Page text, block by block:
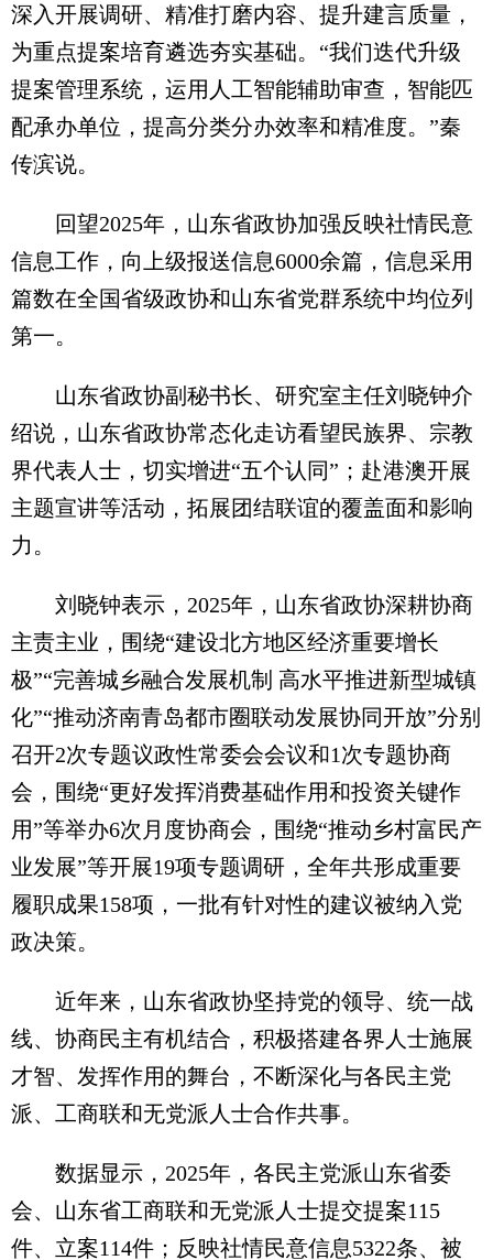
深入开展调研、精准打磨内容、提升建言质量，
为重点提案培育遴选夯实基础。“我们迭代升级
提案管理系统，运用人工智能辅助审查，智能匹
配承办单位，提高分类分办效率和精准度。”秦
传滨说。
回望2025年，山东省政协加强反映社情民意
信息工作，向上级报送信息6000余篇，信息采用
篇数在全国省级政协和山东省党群系统中均位列
第一。
山东省政协副秘书长、研究室主任刘晓钟介
绍说，山东省政协常态化走访看望民族界、宗教
界代表人士，切实增进“五个认同”；赴港澳开展
主题宣讲等活动，拓展团结联谊的覆盖面和影响
力。
刘晓钟表示，2025年，山东省政协深耕协商
主责主业，围绕“建设北方地区经济重要增长
极”“完善城乡融合发展机制 高水平推进新型城镇
化”“推动济南青岛都市圈联动发展协同开放”分别
召开2次专题议政性常委会会议和1次专题协商
会，围绕“更好发挥消费基础作用和投资关键作
用”等举办6次月度协商会，围绕“推动乡村富民产
业发展”等开展19项专题调研，全年共形成重要
履职成果158项，一批有针对性的建议被纳入党
政决策。
近年来，山东省政协坚持党的领导、统一战
线、协商民主有机结合，积极搭建各界人士施展
才智、发挥作用的舞台，不断深化与各民主党
派、工商联和无党派人士合作共事。
数据显示，2025年，各民主党派山东省委
会、山东省工商联和无党派人士提交提案115
件、立案114件；反映社情民意信息5322条、被